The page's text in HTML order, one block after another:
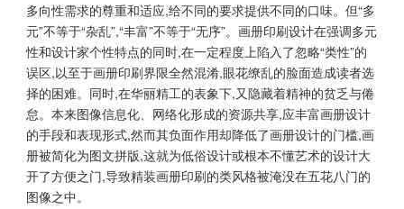
多向性需求的尊重和适应,给不同的要求提供不同的口味。但“多
元”不等于“杂乱”,“丰富”不等于“无序”。画册印刷设计在强调多元
性和设计家个性特点的同时,在一定程度上陷入了忽略“类性”的
误区,以至于画册印刷界限全然混淆,眼花缭乱的脸面造成读者选
择的困难。同时,在华丽精工的表象下,又隐藏着精神的贫乏与倦
怠。本来图像信息化、网络化形成的资源共享,应丰富画册设计
的手段和表现形式,然而其负面作用却降低了画册设计的门槛,画
册被简化为图文拼版,这就为低俗设计或根本不懂艺术的设计大
开了方便之门,导致精装画册印刷的类风格被淹没在五花八门的
图像之中。